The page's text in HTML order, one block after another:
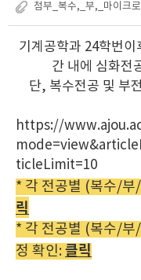
기계공학과 24학번
간 내에 심화전
단, 복수전공 및 부
https://
ticleLimit=10
* 각 전공별 (복수/부
릭
* 각 전공별 (복수/부
정 확인: 클릭